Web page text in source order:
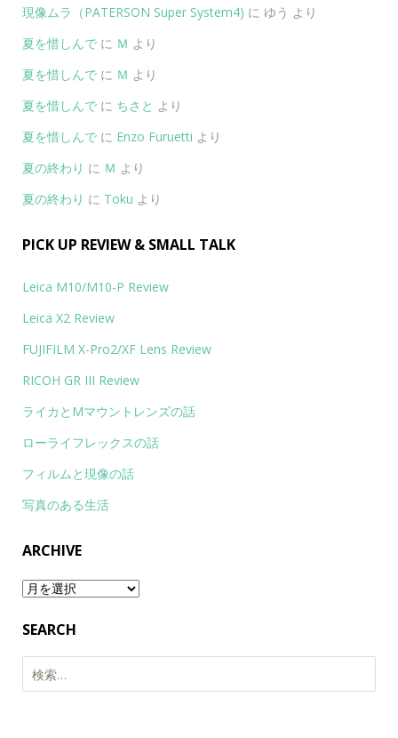
現像ムラ（PATERSON Super System4) に ゆう より
夏を惜しんで に Ｍ より
夏を惜しんで に Ｍ より
夏を惜しんで に ちさと より
夏を惜しんで に Enzo Furuetti より
夏の終わり に Ｍ より
夏の終わり に Toku より
PICK UP REVIEW & SMALL TALK
Leica M10/M10-P Review
Leica X2 Review
FUJIFILM X-Pro2/XF Lens Review
RICOH GR III Review
ライカとMマウントレンズの話
ローライフレックスの話
フィルムと現像の話
写真のある生活
ARCHIVE
Archive
SEARCH
索: